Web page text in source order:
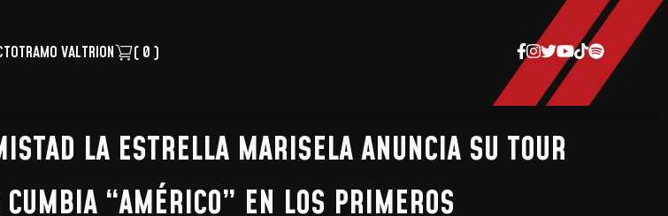
TRAMO VALTRION ( 0 )
LA ESTRELLA MARISELA ANUNCIA SU TOUR
“AMÉRICO” EN LOS PRIMEROS